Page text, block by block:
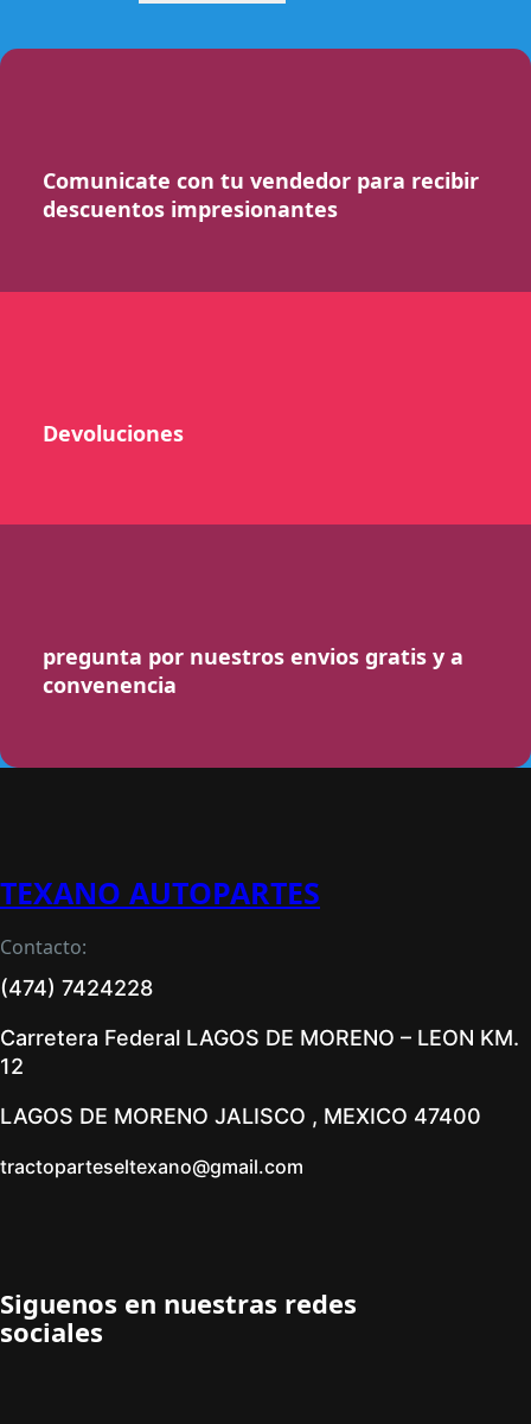
Comunicate con tu vendedor para recibir
descuentos impresionantes
Devoluciones
pregunta por nuestros envios gratis y a
convenencia
TEXANO AUTOPARTES
Contacto:
(474) 7424228
Carretera Federal LAGOS DE MORENO – LEON KM.
12
LAGOS DE MORENO JALISCO , MEXICO 47400
tractoparteseltexano@gmail.com
Siguenos en nuestras redes
sociales